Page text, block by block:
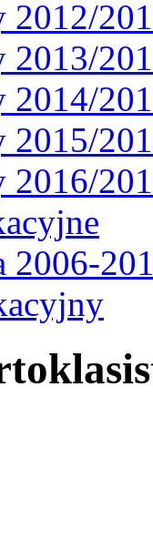
2012/
2013/
2014/
2015/
2016/
2006-